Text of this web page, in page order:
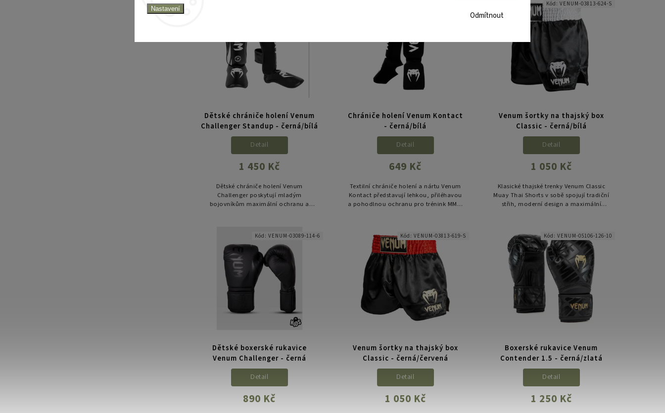
Nastavení
Odmítnout
Dětské chrániče holení Venum
Challenger Standup - černá/bílá
1 450 Kč
Detail
Dětské chrániče holení Venum
Challenger poskytují mladým
bojovníkům maximální ochranu a
Chrániče holení Venum Kontact
- černá/bílá
649 Kč
Detail
Textilní chrániče holení a nártu Venum
Kontact představují lehkou, přiléhavou
a pohodlnou ochranu pro trénink MMA,
Venum šortky na thajský box
Classic - černá/bílá
1 050 Kč
Detail
Klasické thajské trenky Venum Classic
Muay Thai Shorts v sobě spojují tradiční
střih, moderní design a maximální
Kód:VENUM-03813-624-S
Dětské boxerské rukavice
Venum Challenger - černá
890 Kč
Detail
Kód:VENUM-03089-114-6
Venum šortky na thajský box
Classic - černá/červená
1 050 Kč
Detail
Kód:VENUM-03813-619-S
Boxerské rukavice Venum
Contender 1.5 - černá/zlatá
1 250 Kč
Detail
Kód:VENUM-05106-126-10